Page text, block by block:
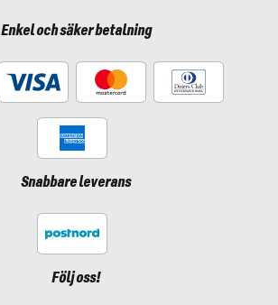
Enkel och säker betalning
Snabbare leverans
Följ oss!